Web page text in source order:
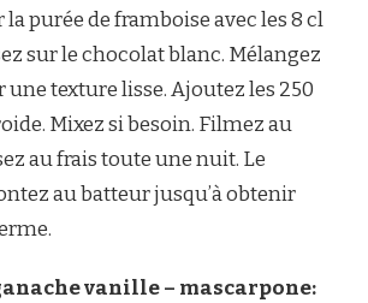
purée de framboise avec les 8 cl
sur le chocolat blanc. Mélangez
une texture lisse. Ajoutez les 250
Mixez si besoin. Filmez au
au frais toute une nuit. Le
au batteur jusqu’à obtenir
vanille – mascarpone: